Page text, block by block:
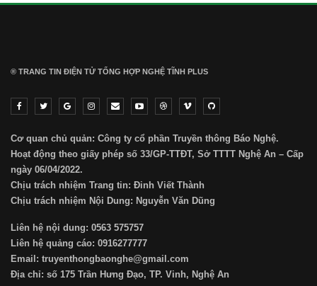
® TRANG TIN ĐIỆN TỬ ТỔNG HỢP NGHỆ TĨNH PLUS
Cơ quan chủ quản: Công ty cổ phần Truyền thông Báo Nghệ.
Hoạt động theo giấy phép số 33/GP-TTĐT, Sở TTTT Nghệ An – Cấp
ngày 06/04/2022.
Chịu trách nhiệm Trang tin: Đinh Viết Thành
Chịu trách nhiệm Nội Dung: Nguyễn Văn Dũng
Liên hệ nội dung: 0563 575757
Liên hệ quảng cáo: 0916277777
Email: truyenthongbaonghe@gmail.com
Địa chỉ: số 175 Trần Hưng Đạo, TP. Vinh, Nghệ An